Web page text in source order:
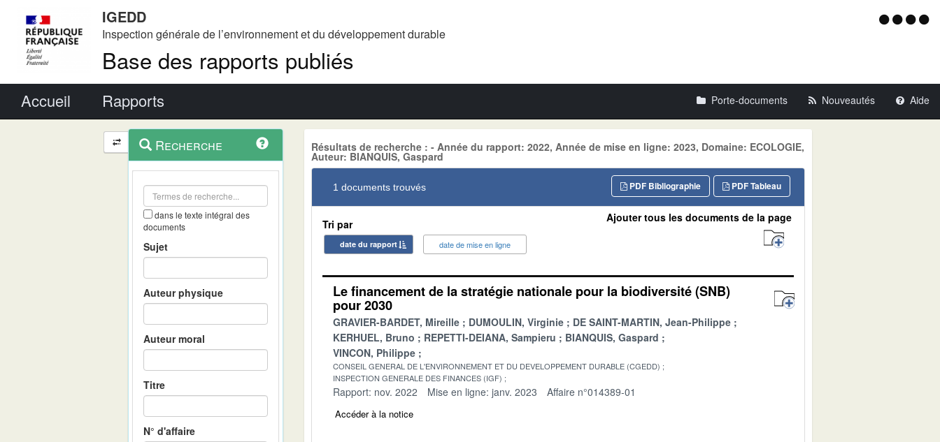
IGEDD
Inspection générale de l’environnement et du développement durable
Base des rapports publiés
Menu
Accueil Rapports Porte-documents Nouveautés Aide
Navigation
et
outils
contextuel
Recherche
dans le texte intégral des
documents
Sujet
Auteur physique
Auteur moral
Titre
N° d'affaire
Résultats de recherche : - Année du rapport: 2022, Année de mise en ligne: 2023, Domaine: ECOLOGIE,
Auteur: BIANQUIS, Gaspard
1 documents trouvés PDF Tableau
PDF Bibliographie
Tri par
date du rapport date de mise en ligne
Ajouter tous les documents de la page
Le financement de la stratégie nationale pour la biodiversité (SNB)
pour 2030
GRAVIER-BARDET, Mireille DUMOULIN, Virginie
DE SAINT-MARTIN, Jean-Philippe
KERHUEL, Bruno
REPETTI-DEIANA, Sampieru
BIANQUIS, Gaspard
VINCON, Philippe
CONSEIL GENERAL DE L'ENVIRONNEMENT ET DU DEVELOPPEMENT DURABLE (CGEDD)
INSPECTION GENERALE DES FINANCES (IGF)
Rapport: nov. 2022 Mise en ligne: janv. 2023 Affaire n°014389-01
Accéder à la notice